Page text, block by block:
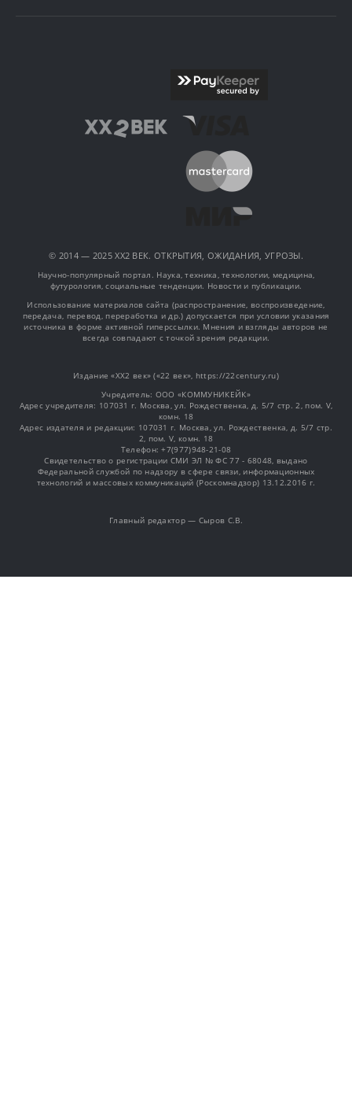
© 2014 — 2025 XX2 ВЕК. ОТКРЫТИЯ, ОЖИДАНИЯ, УГРОЗЫ.
Научно-популярный портал. Наука, техника, технологии, медицина,
футурология, социальные тенденции. Новости и публикации.
Использование материалов сайта (распространение, воспроизведение,
передача, перевод, переработка и др.) допускается при условии указания
источника в форме активной гиперссылки. Мнения и взгляды авторов не
всегда совпадают с точкой зрения редакции.
Издание «XX2 век» («22 век», https://22century.ru)
Учредитель: OOO «КОММУНИКЕЙК»
Адрес учредителя: 107031 г. Москва, ул. Рождественка, д. 5/7 стр. 2, пом. V,
комн. 18
Адрес издателя и редакции: 107031 г. Москва, ул. Рождественка, д. 5/7 стр.
2, пом. V, комн. 18
Телефон: +7(977)948-21-08
Свидетельство о регистрации СМИ ЭЛ № ФС 77 - 68048, выдано
Федеральной службой по надзору в сфере связи, информационных
технологий и массовых коммуникаций (Роскомнадзор) 13.12.2016 г.
Главный редактор — Сыров С.В.